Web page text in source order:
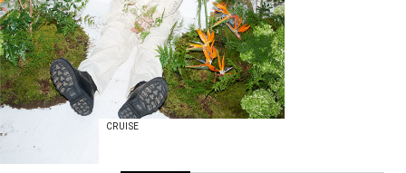
CRUISE